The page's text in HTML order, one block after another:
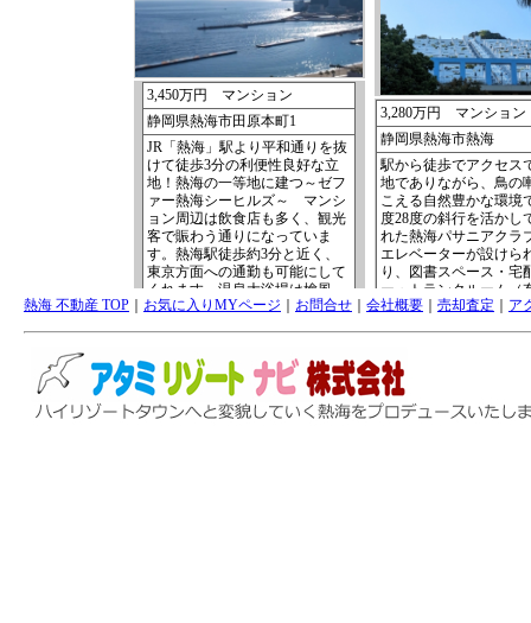
熱海 不動産 TOP お気に入りMYページ お問合せ 会社概要 売却査定 ア